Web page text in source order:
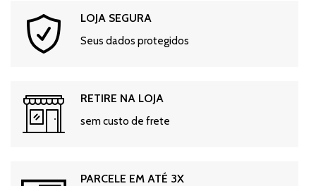
LOJA SEGURA
Seus dados protegidos
RETIRE NA LOJA
sem custo de frete
PARCELE EM ATÉ 3X